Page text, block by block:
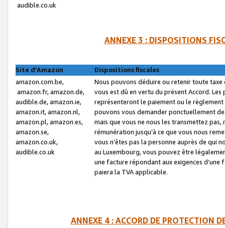
audible.co.uk
ANNEXE 3 : DISPOSITIONS
Site d’Amazon
Dispositions fiscales
amazon.com.be,
amazon.fr, amazon.de,
audible.de, amazon.ie,
amazon.it, amazon.nl,
amazon.pl, amazon.es,
amazon.se,
amazon.co.uk,
audible.co.uk
Nous pouvons déduire ou retenir toute
vous est dû en vertu du présent Accord.
représenteront le paiement ou le
pouvons vous demander ponctuellement
mais que vous ne nous les transmettez
rémunération jusqu’à ce que vous nous
vous n’êtes pas la personne auprès de qui
au Luxembourg, vous pouvez être
une facture répondant aux exigences
paiera la TVA applicable.
ANNEXE 4 : ACCORD DE PROTECTION